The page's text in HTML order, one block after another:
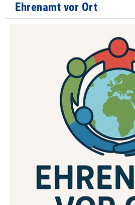
Ehrenamt vor Ort